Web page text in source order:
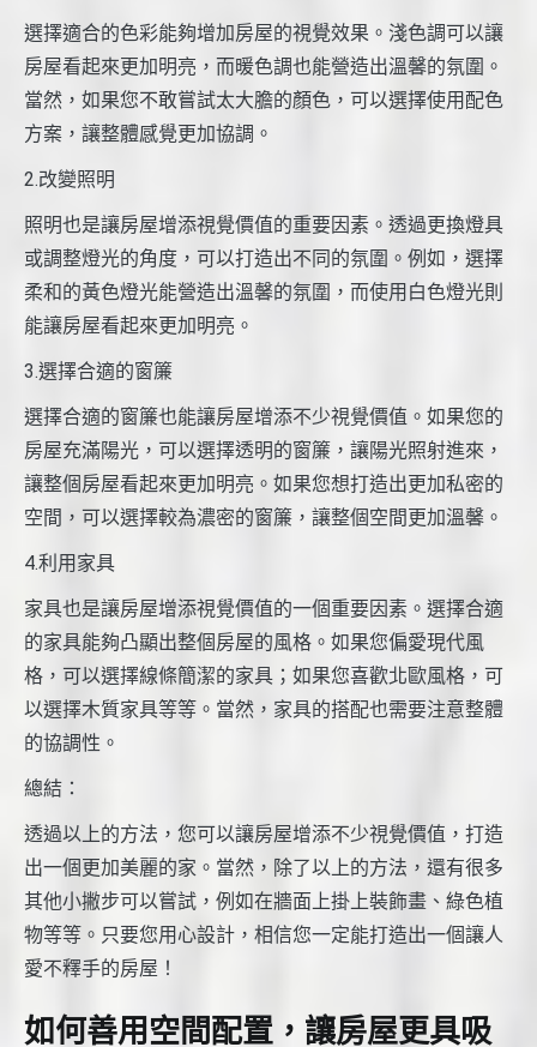
選擇適合的色彩能夠增加房屋的視覺效果。淺色調可以讓
房屋看起來更加明亮，而暖色調也能營造出溫馨的氛圍。
當然，如果您不敢嘗試太大膽的顏色，可以選擇使用配色
方案，讓整體感覺更加協調。
2.改變照明
照明也是讓房屋增添視覺價值的重要因素。透過更換燈具
或調整燈光的角度，可以打造出不同的氛圍。例如，選擇
柔和的黃色燈光能營造出溫馨的氛圍，而使用白色燈光則
能讓房屋看起來更加明亮。
3.選擇合適的窗簾
選擇合適的窗簾也能讓房屋增添不少視覺價值。如果您的
房屋充滿陽光，可以選擇透明的窗簾，讓陽光照射進來，
讓整個房屋看起來更加明亮。如果您想打造出更加私密的
空間，可以選擇較為濃密的窗簾，讓整個空間更加溫馨。
4.利用家具
家具也是讓房屋增添視覺價值的一個重要因素。選擇合適
的家具能夠凸顯出整個房屋的風格。如果您偏愛現代風
格，可以選擇線條簡潔的家具；如果您喜歡北歐風格，可
以選擇木質家具等等。當然，家具的搭配也需要注意整體
的協調性。
總結：
透過以上的方法，您可以讓房屋增添不少視覺價值，打造
出一個更加美麗的家。當然，除了以上的方法，還有很多
其他小撇步可以嘗試，例如在牆面上掛上裝飾畫、綠色植
物等等。只要您用心設計，相信您一定能打造出一個讓人
愛不釋手的房屋！
如何善用空間配置，讓房屋更具吸